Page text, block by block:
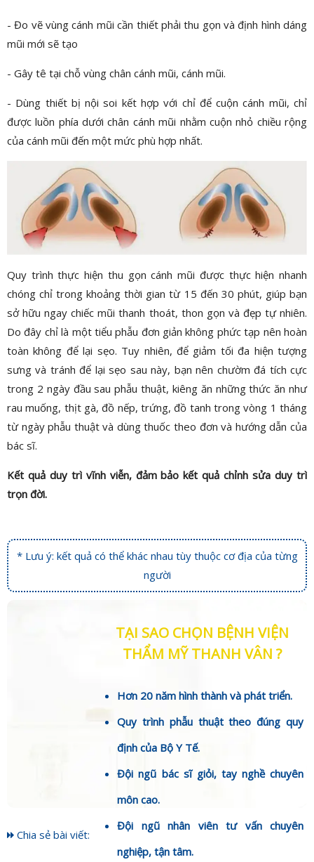
- Đo vẽ vùng cánh mũi cần thiết phải thu gọn và định hình dáng
mũi mới sẽ tạo
- Gây tê tại chỗ vùng chân cánh mũi, cánh mũi.
- Dùng thiết bị nội soi kết hợp với chỉ để cuộn cánh mũi, chỉ
được luồn phía dưới chân cánh mũi nhằm cuộn nhỏ chiều rộng
của cánh mũi đến một mức phù hợp nhất.
Quy trình thực hiện thu gọn cánh mũi được thực hiện nhanh
chóng chỉ trong khoảng thời gian từ 15 đến 30 phút, giúp bạn
sở hữu ngay chiếc mũi thanh thoát, thon gọn và đẹp tự nhiên.
Do đây chỉ là một tiểu phẫu đơn giản không phức tạp nên hoàn
toàn không để lại sẹo. Tuy nhiên, để giảm tối đa hiện tượng
sưng và tránh để lại sẹo sau này, bạn nên chườm đá tích cực
trong 2 ngày đầu sau phẫu thuật, kiêng ăn những thức ăn như
rau muống, thịt gà, đồ nếp, trứng, đồ tanh trong vòng 1 tháng
từ ngày phẫu thuật và dùng thuốc theo đơn và hướng dẫn của
bác sĩ.
Kết quả duy trì vĩnh viễn, đảm bảo kết quả chỉnh sửa duy trì
trọn đời.
* Lưu ý: kết quả có thể khác nhau tùy thuộc cơ địa của từng
người
TẠI SAO CHỌN BỆNH VIỆN
THẨM MỸ THANH VÂN ?
Hơn 20 năm hình thành và phát triển.
Quy trình phẫu thuật theo đúng quy
định của Bộ Y Tế.
Đội ngũ bác sĩ giỏi, tay nghề chuyên
môn cao.
Đội ngũ nhân viên tư vấn chuyên
nghiệp, tận tâm.
Chia sẻ bài viết: